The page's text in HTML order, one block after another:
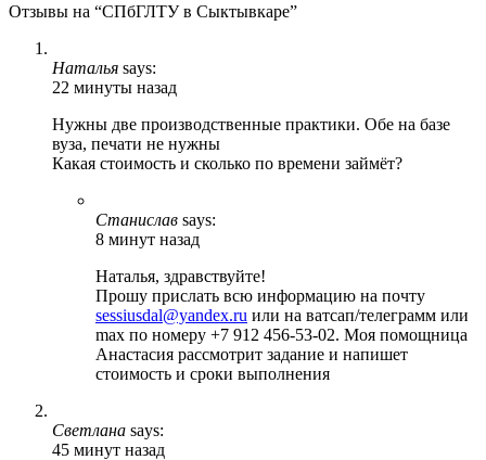
Отзывы на “СПбГЛТУ в Сыктывкаре”
Наталья says:
22 минуты назад
Нужны две производственные практики. Обе на базе
вуза, печати не нужны
Какая стоимость и сколько по времени займёт?
Станислав says:
8 минут назад
Наталья, здравствуйте!
Прошу прислать всю информацию на почту
sessiusdal@yandex.ru или на ватсап/телеграмм или
max по номеру +7 912 456-53-02. Моя помощница
Анастасия рассмотрит задание и напишет
стоимость и сроки выполнения
Светлана says:
45 минут назад